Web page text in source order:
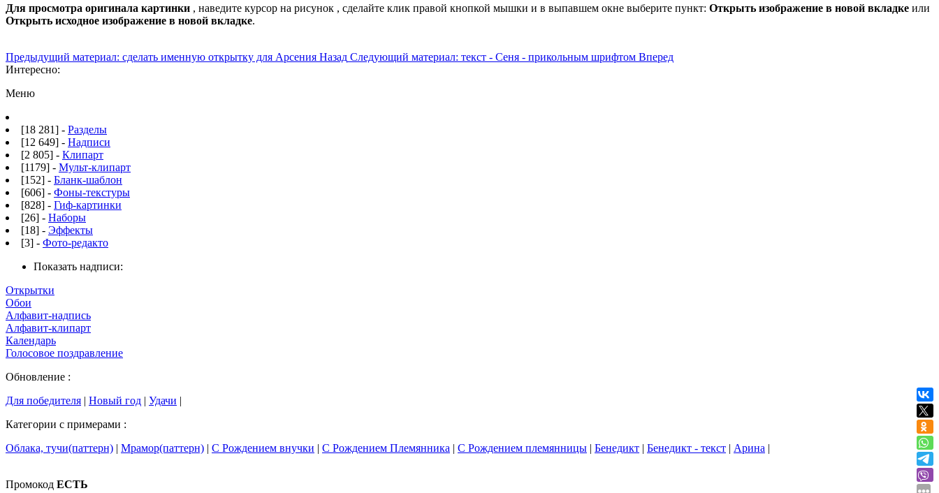
Для просмотра оригинала картинки , наведите курсор на рисунок , сделайте клик правой кнопкой мышки и в выпавшем окне выберите пункт: Открыть изображение в новой вкладке или
Открыть исходное изображение в новой вкладке.
Предыдущий материал: сделать именную открытку для Арсения Назад Следующий материал: текст - Сеня - прикольным шрифтом Вперед
Интересно:
Меню
[18 281] - Разделы
[12 649] - Надписи
[2 805] - Клипарт
[1179] - Мульт-клипарт
[152] - Бланк-шаблон
[606] - Фоны-текстуры
[828] - Гиф-картинки
[26] - Наборы
[18] - Эффекты
[3] - Фото-редакто
Показать надписи:
Открытки
Обои
Алфавит-надпись
Алфавит-клипарт
Календарь
Голосовое поздравление
Обновление :
Для победителя | Новый год | Удачи |
Категории с примерами :
Облака, тучи(паттерн) | Мрамор(паттерн) | С Рождением внучки | С Рождением Племянника | С Рождением племянницы | Бенедикт | Бенедикт - текст | Арина |
Промокод ЕСТЬ